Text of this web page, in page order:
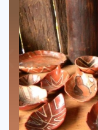
Previous